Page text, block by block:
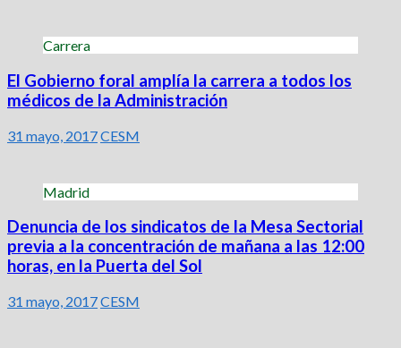
Carrera
El Gobierno foral amplía la carrera a todos los
médicos de la Administración
31 mayo, 2017CESM
Madrid
Denuncia de los sindicatos de la Mesa Sectorial
previa a la concentración de mañana a las 12:00
horas, en la Puerta del Sol
31 mayo, 2017CESM